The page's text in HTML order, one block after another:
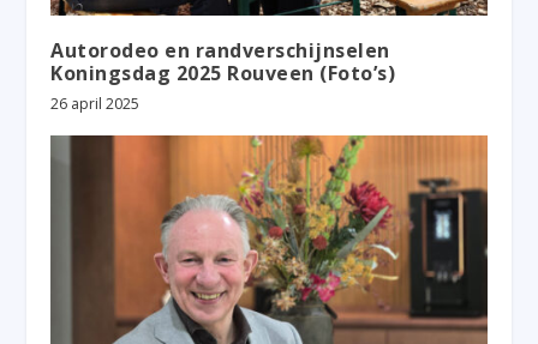
Autorodeo en randverschijnselen
Koningsdag 2025 Rouveen (Foto’s)
26 april 2025